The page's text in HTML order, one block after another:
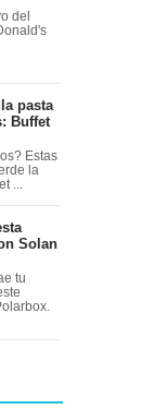
del
pasta
Buffet
Estas
la
...
Solan
tu